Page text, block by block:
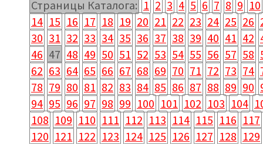
Страницы Каталога: 1 2 3 4 5 6 7 8 9 10
14 15 16 17 18 19 20 21 22 23 24 25 26
30 31 32 33 34 35 36 37 38 39 40 41 42
46 47 48 49 50 51 52 53 54 55 56 57 58
62 63 64 65 66 67 68 69 70 71 72 73 74
78 79 80 81 82 83 84 85 86 87 88 89 90
94 95 96 97 98 99 100 101 102 103 104
108 109 110 111 112 113 114 115 116 117
120 121 122 123 124 125 126 127 128 129